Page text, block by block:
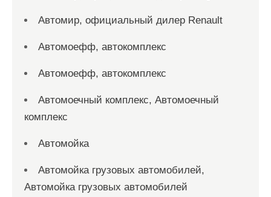
Автомир, официальный дилер Renault
Автомоефф, автокомплекс
Автомоефф, автокомплекс
Автомоечный комплекс, Автомоечный
комплекс
Автомойка
Автомойка грузовых автомобилей,
Автомойка грузовых автомобилей